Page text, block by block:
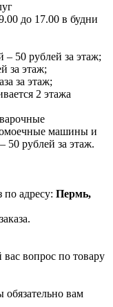
до 17.00 в будни
– 50 рублей за этаж;
за этаж;
за этаж;
2 этажа
машины и
50 рублей за этаж.
по адресу: Пермь,
заказа.
вопрос по товару
вам